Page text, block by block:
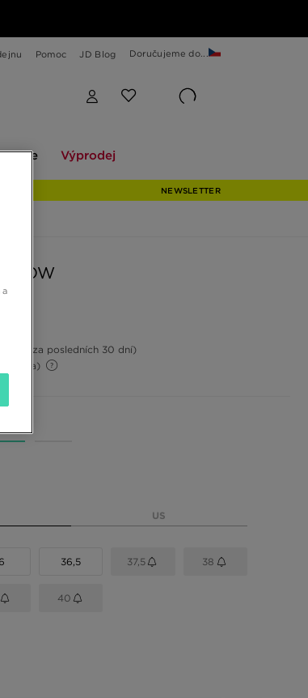
Pomoc JD Blog Doručujeme do...
Výprodej
NEWSLETTER
LOW
cena za posledních 30 dní)
cena)
US
36,5 37,5 38
40
a